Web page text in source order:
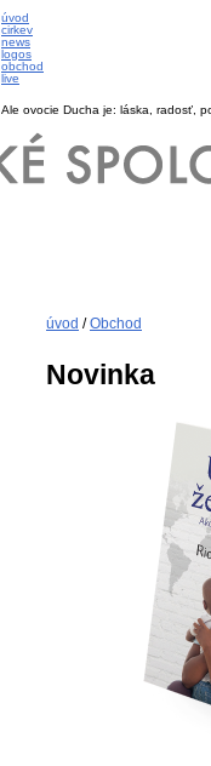
úvod
cirkev
news
logos
obchod
live
Ale ovocie Ducha je: láska, radosť,
úvod /Obchod
Novinka